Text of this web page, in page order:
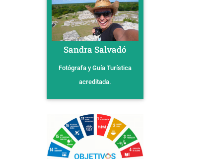
Sandra Salvadó
Fotógrafa y Guía Turística
acreditada.